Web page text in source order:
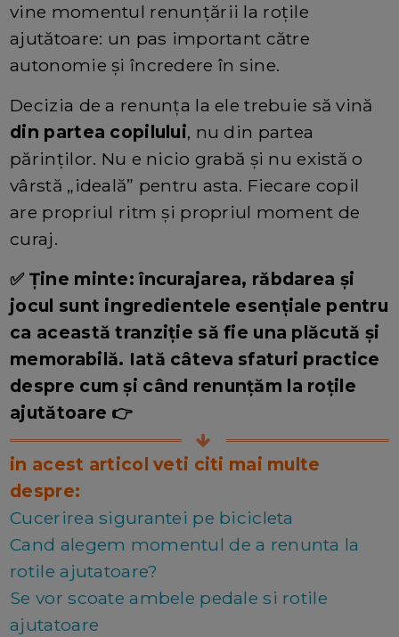
vine momentul renunțării la roțile
ajutătoare: un pas important către
autonomie și încredere în sine.
Decizia de a renunța la ele trebuie să vină
din partea copilului, nu din partea
părinților. Nu e nicio grabă și nu există o
vârstă „ideală” pentru asta. Fiecare copil
are propriul ritm și propriul moment de
curaj.
✅ Ține minte: încurajarea, răbdarea și
jocul sunt ingredientele esențiale pentru
ca această tranziție să fie una plăcută și
memorabilă. Iată câteva sfaturi practice
despre cum și când renunțăm la roțile
ajutătoare 👉
in acest articol veti citi mai multe
despre:
Cucerirea sigurantei pe bicicleta
Cand alegem momentul de a renunta la
rotile ajutatoare?
Se vor scoate ambele pedale si rotile
ajutatoare